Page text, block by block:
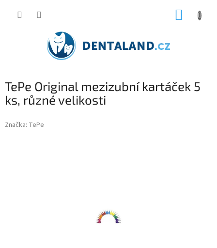
TePe Original mezizubní kartáček 5
ks, různé velikosti
Značka: TePe